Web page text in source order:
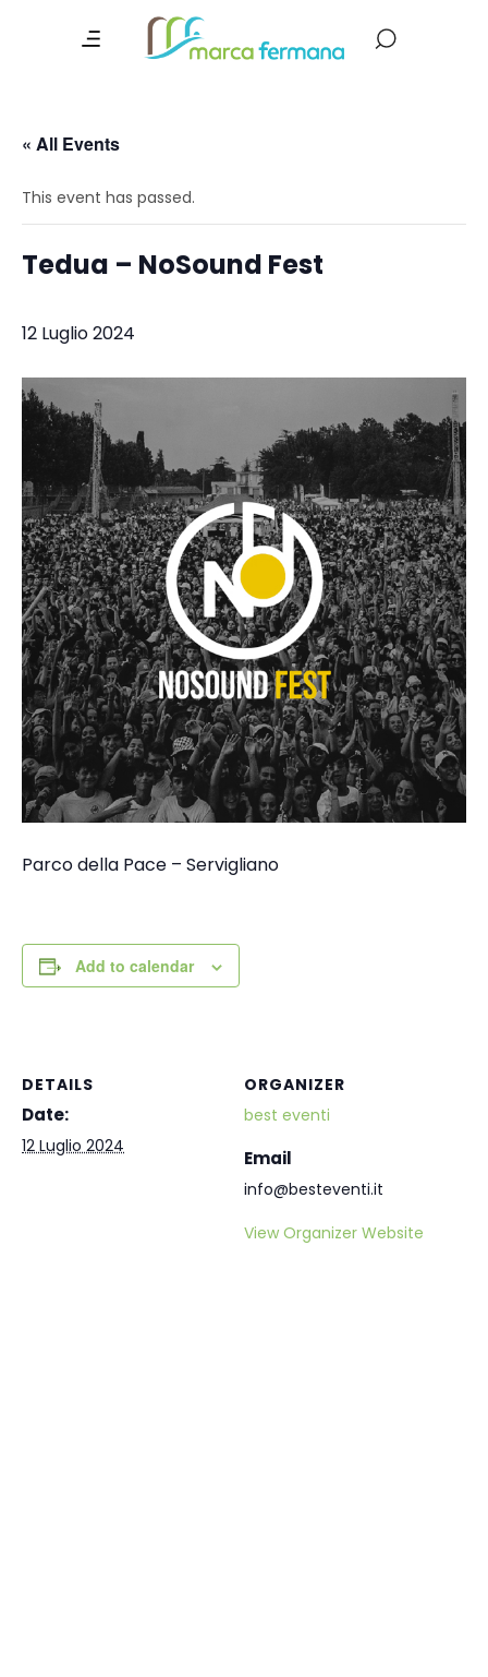
« All Events
This event has passed.
Tedua – NoSound Fest
12 Luglio 2024
Parco della Pace – Servigliano
Add to calendar
DETAILS
Date:
12 Luglio 2024
ORGANIZER
best eventi
Email
info@besteventi.it
View Organizer Website